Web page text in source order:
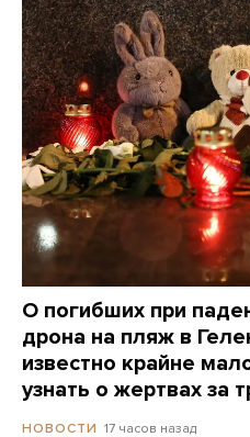
О погибших при
дрона на пляж в
известно крайне
узнать о жертвах за
НОВОСТИ 17 часов назад